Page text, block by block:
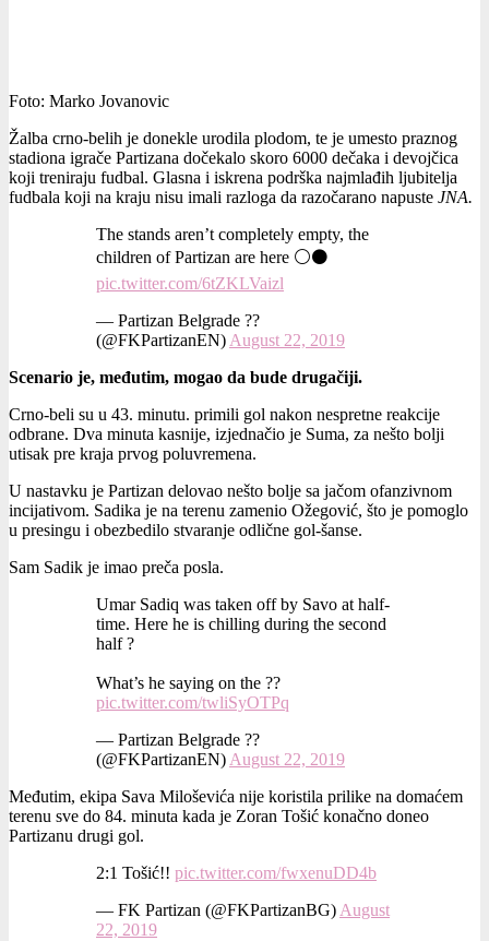
Foto: Marko Jovanovic
Žalba crno-belih je donekle urodila plodom, te je umesto praznog
stadiona igrače Partizana dočekalo skoro 6000 dečaka i devojčica
koji treniraju fudbal. Glasna i iskrena podrška najmlađih ljubitelja
fudbala koji na kraju nisu imali razloga da razočarano napuste JNA.
The stands aren’t completely empty, the
children of Partizan are here ⚪️⚫️
pic.twitter.com/6tZKLVaizl
— Partizan Belgrade ??
(@FKPartizanEN) August 22, 2019
Scenario je, međutim, mogao da bude drugačiji.
Crno-beli su u 43. minutu. primili gol nakon nespretne reakcije
odbrane. Dva minuta kasnije, izjednačio je Suma, za nešto bolji
utisak pre kraja prvog poluvremena.
U nastavku je Partizan delovao nešto bolje sa jačom ofanzivnom
incijativom. Sadika je na terenu zamenio Ožegović, što je pomoglo
u presingu i obezbedilo stvaranje odlične gol-šanse.
Sam Sadik je imao preča posla.
Umar Sadiq was taken off by Savo at half-
time. Here he is chilling during the second
half ?
What’s he saying on the ??
pic.twitter.com/twliSyOTPq
— Partizan Belgrade ??
(@FKPartizanEN) August 22, 2019
Međutim, ekipa Sava Miloševića nije koristila prilike na domaćem
terenu sve do 84. minuta kada je Zoran Tošić konačno doneo
Partizanu drugi gol.
2:1 Tošić!! pic.twitter.com/fwxenuDD4b
— FK Partizan (@FKPartizanBG) August
22, 2019